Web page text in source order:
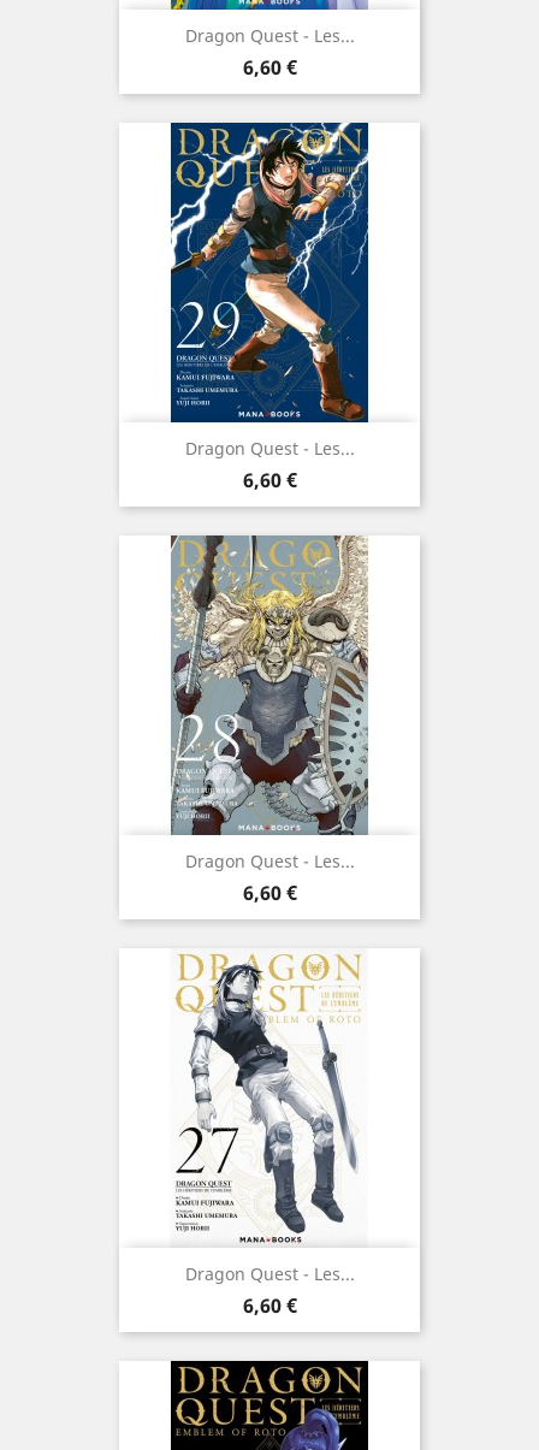
Dragon Quest - Les...
Prix
6,60 €
Dragon Quest - Les...
Prix
6,60 €
Dragon Quest - Les...
Prix
6,60 €
Dragon Quest - Les...
Prix
6,60 €